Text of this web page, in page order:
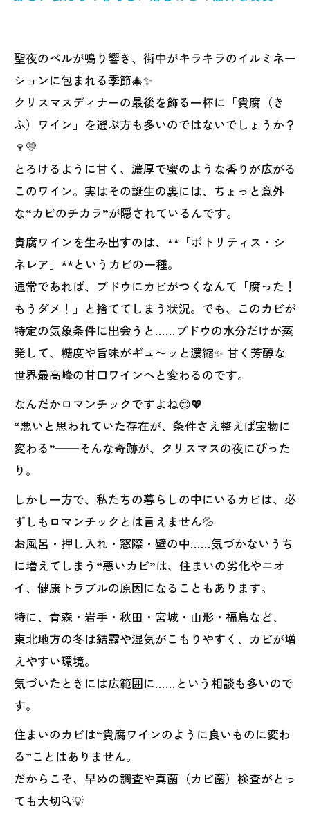
聖夜のベルが鳴り響き、街中がキラキラのイルミネー
ションに包まれる季節🎄✨
クリスマスディナーの最後を飾る一杯に「貴腐（き
ふ）ワイン」を選ぶ方も多いのではないでしょうか？
🍷💛
とろけるように甘く、濃厚で蜜のような香りが広がる
このワイン。実はその誕生の裏には、ちょっと意外
な“カビのチカラ”が隠されているんです。
貴腐ワインを生み出すのは、**「ボトリティス・シ
ネレア」**というカビの一種。
通常であれば、ブドウにカビがつくなんて「腐った！
もうダメ！」と捨ててしまう状況。でも、このカビが
特定の気象条件に出会うと……ブドウの水分だけが蒸
発して、糖度や旨味がギュ〜ッと濃縮✨ 甘く芳醇な
世界最高峰の甘口ワインへと変わるのです。
なんだかロマンチックですよね😊💖
“悪いと思われていた存在が、条件さえ整えば宝物に
変わる”──そんな奇跡が、クリスマスの夜にぴった
り。
しかし一方で、私たちの暮らしの中にいるカビは、必
ずしもロマンチックとは言えません💦
お風呂・押し入れ・窓際・壁の中……気づかないうち
に増えてしまう“悪いカビ”は、住まいの劣化やニオ
イ、健康トラブルの原因になることもあります。
特に、青森・岩手・秋田・宮城・山形・福島など、
東北地方の冬は結露や湿気がこもりやすく、カビが増
えやすい環境。
気づいたときには広範囲に……という相談も多いので
す。
住まいのカビは“貴腐ワインのように良いものに変わ
る”ことはありません。
だからこそ、早めの調査や真菌（カビ菌）検査がとっ
ても大切🔍💡